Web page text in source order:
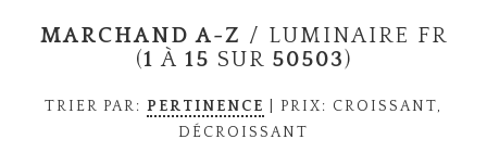
g
l
n
a
v
MARCHAND A-Z / LUMINAIRE FR
(1 À 15 SUR 50503)
TRIER PAR: PERTINENCE | PRIX: CROISSANT,
DÉCROISSANT